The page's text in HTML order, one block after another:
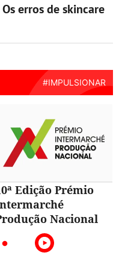
erros de skincare
Edição Prémio
Nacional